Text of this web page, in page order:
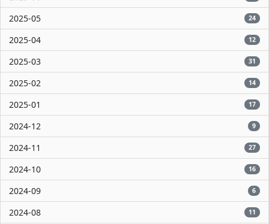
2025-05 24
2025-04 12
2025-03 31
2025-02 14
2025-01 17
2024-12 9
2024-11 27
2024-10 16
2024-09 6
2024-08 11